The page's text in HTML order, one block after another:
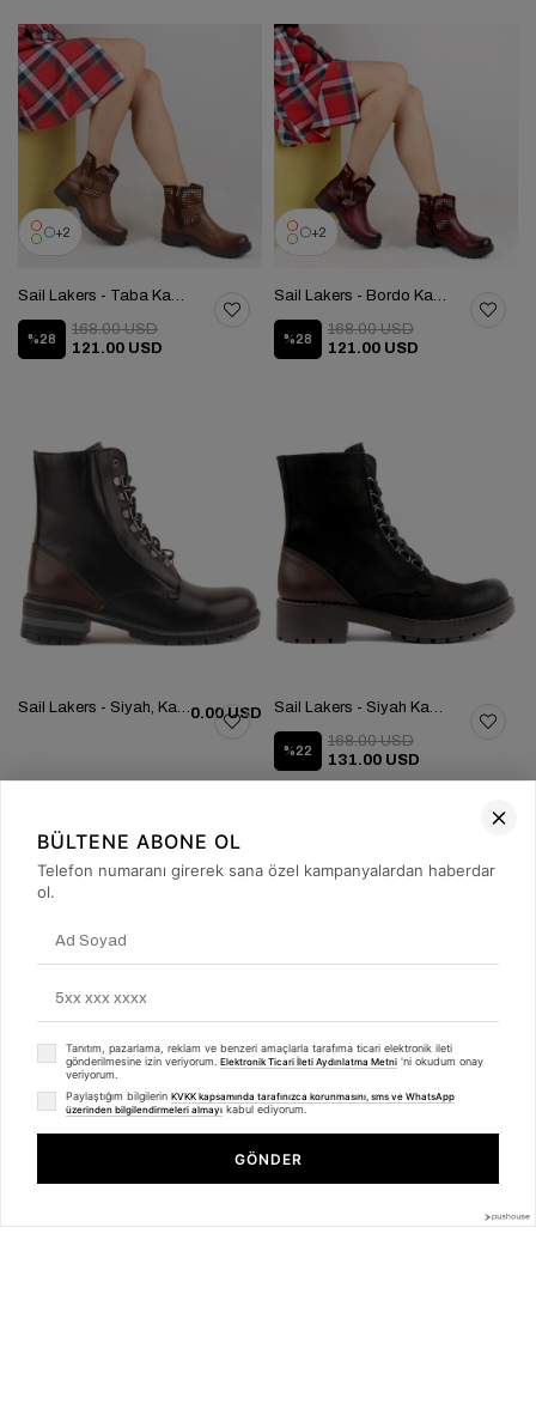
2
Sail Lakers - Taba Kadın Deri Bot 105-3087-72451
%28
121.00 USD
168.00 USD
2
Sail Lakers - Bordo Kadın Deri Bot 105-3087-72451
%28
121.00 USD
168.00 USD
Sail Lakers - Siyah, Kahverengi Deri Fermuarlı Kadın Bot 105-3308-220630.00 USD Sail Lakers - Siyah Kadın Nubuk Bot 105-3308-72451
%22
131.00 USD
168.00 USD
Sail Lakers - Siyah Süet Fermuarlı Kadın Bot 105-3328-72545
%25
BÜLTENE ABONE OL
Telefon numaranı girerek sana özel kampanyalardan haberdar
ol.
Tanıtım, pazarlama, reklam ve benzeri amaçlarla tarafıma ticari elektronik ileti
gönderilmesine izin veriyorum. Elektronik Ticari İleti Aydınlatma Metni 'ni okudum onay
veriyorum.
Paylaştığım bilgilerin KVKK kapsamında tarafınızca korunmasını, sms ve WhatsApp
üzerinden bilgilendirmeleri almayı kabul ediyorum.
GÖNDER